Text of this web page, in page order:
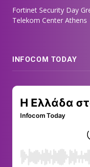
Fortinet Security Day
Telekom Center Athens
INFOCOM TODAY